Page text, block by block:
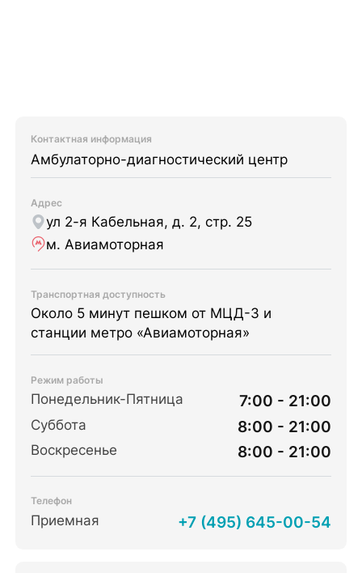
Контактная информация
Амбулаторно-диагностический центр
Адрес
ул 2-я Кабельная, д. 2, стр. 25
м. Авиамоторная
Транспортная доступность
Около 5 минут пешком от МЦД-3 и
станции метро «Авиамоторная»
Режим работы
Понедельник-Пятница 7:00 - 21:00
Суббота 8:00 - 21:00
Воскресенье 8:00 - 21:00
Телефон
Приемная +7 (495) 645-00-54